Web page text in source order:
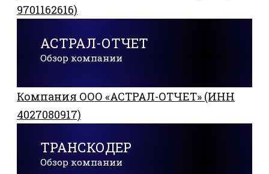
9701162616)
АСТРАЛ-ОТЧЕТ
Обзор компании
Компания ООО «АСТРАЛ-ОТЧЕТ» (ИНН
4027080917)
ТРАНСКОДЕР
Обзор компании